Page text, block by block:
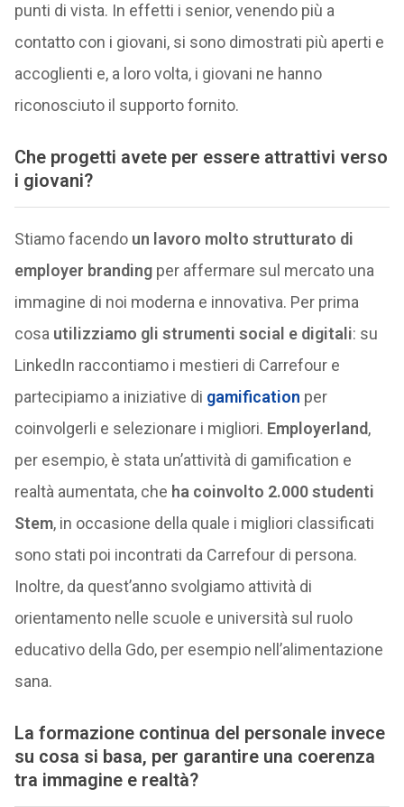
punti di vista. In effetti i senior, venendo più a
contatto con i giovani, si sono dimostrati più aperti e
accoglienti e, a loro volta, i giovani ne hanno
riconosciuto il supporto fornito.
Che progetti avete per essere attrattivi verso
i giovani?
Stiamo facendo un lavoro molto strutturato di
employer brandingper affermare sul mercato una
immagine di noi moderna e innovativa. Per prima
cosa utilizziamo gli strumenti social e digitali: su
LinkedIn raccontiamo i mestieri di Carrefour e
partecipiamo a iniziative di gamification per
coinvolgerli e selezionare i migliori. Employerland,
per esempio, è stata un’attività di gamification e
realtà aumentata, che ha coinvolto 2.000 studenti
Stem, in occasione della quale i migliori classificati
sono stati poi incontrati da Carrefour di persona.
Inoltre, da quest’anno svolgiamo attività di
orientamento nelle scuole e università sul ruolo
educativo della Gdo, per esempio nell’alimentazione
sana.
La formazione continua del personale invece
su cosa si basa, per garantire una coerenza
tra immagine e realtà?